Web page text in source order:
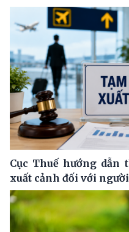
Cục Thuế hướng dẫn
xuất cảnh đối với